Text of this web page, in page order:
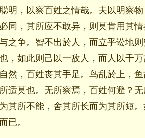
明，以察百姓之情哉。夫以明察
必同，其所应不敢异，则莫肯用其
之争。智不出於人，而立乎讼地
，如此则己以一敌人，而人以千
自然，百姓丧其手足。鸟乱於上，
所适莫也。无所察焉，百姓何避？
为其所不能，舍其所长而为其所短
已。